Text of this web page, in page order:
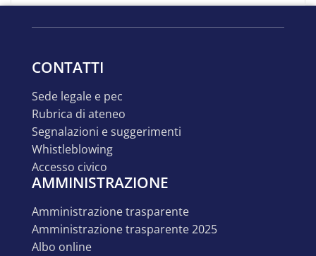
CONTATTI
sede legale e pec
rubrica di ateneo
segnalazioni e suggerimenti
whistleblowing
accesso civico
AMMINISTRAZIONE
amministrazione trasparente
amministrazione trasparente 2025
albo online